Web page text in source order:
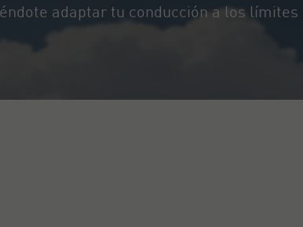
adaptar tu conducción a los límites